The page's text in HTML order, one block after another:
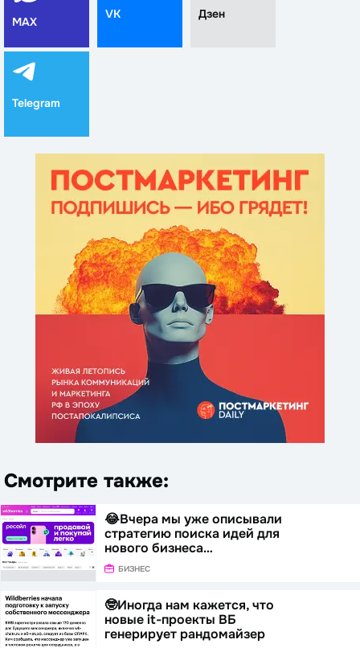
MAX
VK Дзен
Telegram
Смотрите также:
😂Вчера мы уже описывали
стратегию поиска идей для
нового бизнеса…
БИЗНЕС
🤓Иногда нам кажется, что
новые it-проекты ВБ
генерирует рандомайзер